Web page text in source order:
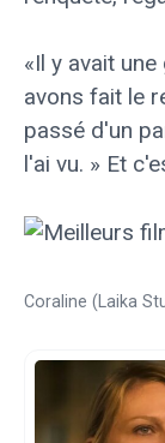
«Il y avait
avons fait le
passé d'un
l'ai vu. » Et
Coraline (Laika